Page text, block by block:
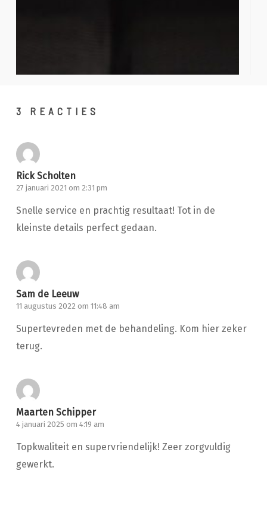
3 REACTIES
Rick Scholten
27 januari 2021 om 2:31 pm
Snelle service en prachtig resultaat! Tot in de
kleinste details perfect gedaan.
Sam de Leeuw
11 augustus 2022 om 11:48 am
Supertevreden met de behandeling. Kom hier zeker
terug.
Maarten Schipper
4 januari 2025 om 4:19 am
Topkwaliteit en supervriendelijk! Zeer zorgvuldig
gewerkt.